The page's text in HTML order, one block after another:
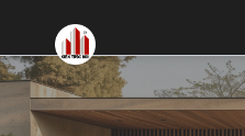
nội
dung